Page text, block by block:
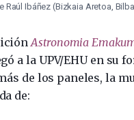
Raúl Ibáñez (Bizkaia Aretoa,
Astronomia
a la UPV/EHU en su
de los paneles, la
de: